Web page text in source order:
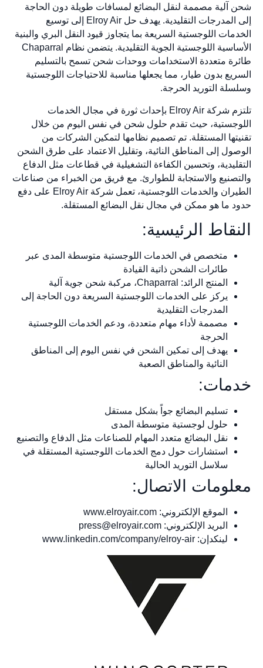
شحن آلية مصممة لنقل البضائع لمسافات طويلة دون الحاجة
إلى المدرجات التقليدية. يهدف حل Elroy Air إلى توسيع
الخدمات اللوجستية السريعة بما يتجاوز قيود النقل البري والبنية
الأساسية اللوجستية الجوية التقليدية. يتضمن نظام Chaparral
طائرة متعددة الاستخدامات ووحدات شحن تسمح بالتسليم
السريع بدون طيار، مما يجعلها مناسبة للاحتياجات اللوجستية
وسلسلة التوريد الحرجة.
تلتزم شركة Elroy Air بإحداث ثورة في مجال الخدمات
اللوجستية، حيث تقدم حلول شحن في نفس اليوم من خلال
تقنيتها المستقلة. تم تصميم نظامها لتمكين الشركات من
الوصول إلى المناطق النائية، وتقليل الاعتماد على طرق الشحن
التقليدية، وتحسين الكفاءة التشغيلية في قطاعات مثل الدفاع
والتصنيع والاستجابة للطوارئ. مع فريق من الخبراء من صناعات
الطيران والخدمات اللوجستية، تعمل شركة Elroy Air على دفع
حدود ما هو ممكن في مجال نقل البضائع المستقلة.
النقاط الرئيسية:
متخصص في الخدمات اللوجستية متوسطة المدى عبر
طائرات الشحن ذاتية القيادة
المنتج الرائد: Chaparral، مركبة شحن جوية آلية
يركز على الخدمات اللوجستية السريعة دون الحاجة إلى
المدرجات التقليدية
مصممة لأداء مهام متعددة، ودعم الخدمات اللوجستية
الحرجة
يهدف إلى تمكين الشحن في نفس اليوم إلى المناطق
النائية والمناطق الصعبة
خدمات:
تسليم البضائع جواً بشكل مستقل
حلول لوجستية متوسطة المدى
نقل البضائع متعدد المهام للصناعات مثل الدفاع والتصنيع
استشارات حول دمج الخدمات اللوجستية المستقلة في
سلاسل التوريد الحالية
معلومات الاتصال:
الموقع الإلكتروني: www.elroyair.com
البريد الإلكتروني: press@elroyair.com
لينكدإن: www.linkedin.com/company/elroy-air